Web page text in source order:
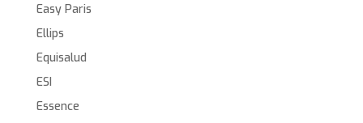
Easy Paris
Ellips
Equisalud
ESI
Essence